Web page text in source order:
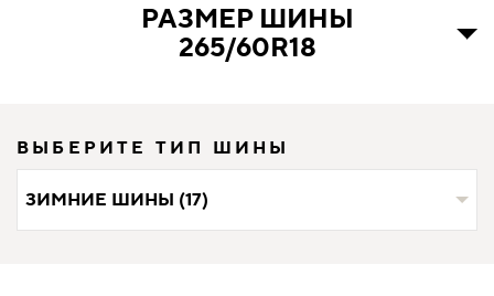
РАЗМЕР ШИНЫ
265/60R18
ВЫБЕРИТЕ ТИП ШИНЫ
ЗИМНИЕ ШИНЫ (17)